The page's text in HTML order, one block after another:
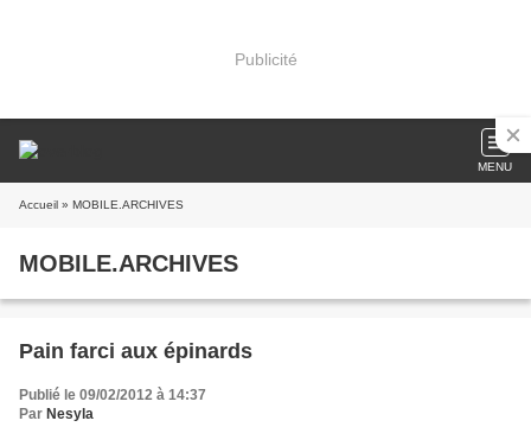
Publicité
MENU
Accueil » MOBILE.ARCHIVES
MOBILE.ARCHIVES
Pain farci aux épinards
Publié le 09/02/2012 à 14:37
Par Nesyla